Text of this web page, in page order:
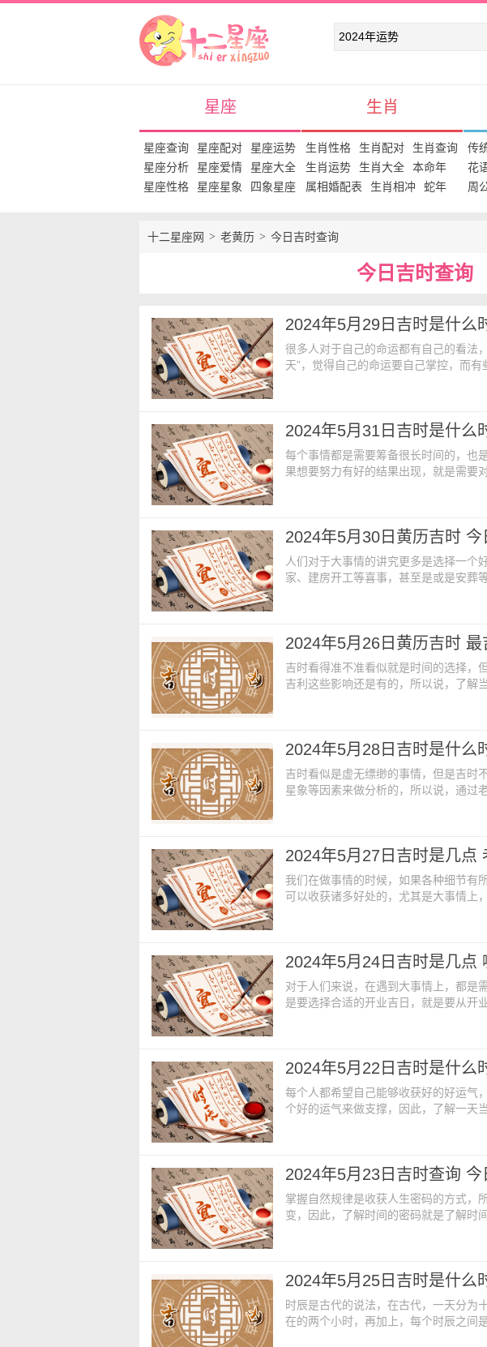
十二星座网
星座
星座查询 星座配对
星座运势
星座分析
星座爱情
星座大全
星座性格
星座星象 四象星座
生肖
生肖性格 生肖配对
生肖查询
生肖运势
生肖大全
本命年
属相婚配表
生肖相冲 蛇年
传
花
周
十二星座网 老黄历 今日吉时查询
今日吉时查询
2024年5月29日吉时是什么
很多人对于自己的命运都有自己的看法
天”，觉得自己的命运要自己掌控，而有
方】：占房床内北【宜】：开生坟 经络
2024年5月31日吉时是什么
每个事情都是需要筹备很长时间的，也
果想要努力有好的结果出现，就是需要
方】：占碓磨厕房内北【宜】：上梁 经
2024年5月30日黄历吉时 今
人们对于大事情的讲究更多是选择一个
家、建房开工等喜事，甚至是或是安葬
占方】：占门碓房内北【宜】：旅游 解
2024年5月26日黄历吉时 最
吉时看得准不准看似就是时间的选择，
吉利这些影响还是有的，所以说，了解
方】：占碓磨炉外正北【宜】：装门 合
2024年5月28日吉时是什么
吉时看似是虚无缥缈的事情，但是吉时
星象等因素来做分析的，所以说，通过
方】：占仓库栖外正北【宜】：合帐 领
2024年5月27日吉时是几点
我们在做事情的时候，如果各种细节有
可以收获诸多好处的，尤其是大事情上
方】：占厨灶门外正北【宜】：取鱼 结
2024年5月24日吉时是几点
对于人们来说，在遇到大事情上，都是
是要选择合适的开业吉日，就是要从开
方】：占房床碓外正北【宜】：扫除 合
2024年5月22日吉时是什么
每个人都希望自己能够收获好的好运气
个好的运气来做支撑，因此，了解一天
占方】：占厨灶栖外西北【宜】：解除
2024年5月23日吉时查询
掌握自然规律是收获人生密码的方式，
变，因此，了解时间的密码就是了解时
神占方】：占仓库床外西北【宜】：祈
2024年5月25日吉时是什么
时辰是古代的说法，在古代，一天分为
在的两个小时，再加上，每个时辰之间